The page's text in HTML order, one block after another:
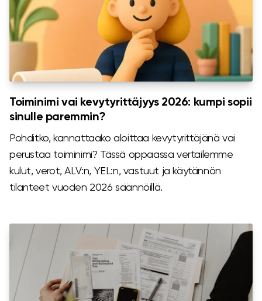
Toiminimi vai kevytyrittäjyys 2026: kumpi sopii
sinulle paremmin?
Pohditko, kannattaako aloittaa kevytyrittäjänä vai
perustaa toiminimi? Tässä oppaassa vertailemme
kulut, verot, ALV:n, YEL:n, vastuut ja käytännön
tilanteet vuoden 2026 säännöillä.